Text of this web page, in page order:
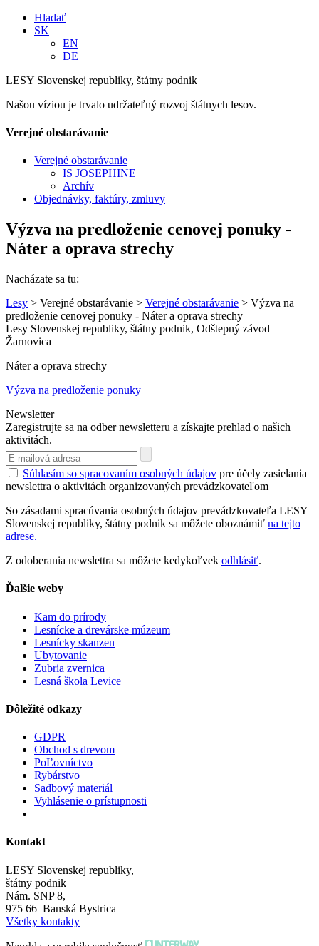
Hladať
SK
EN
DE
LESY Slovenskej republiky, štátny podnik
Našou víziou je trvalo udržateľný rozvoj štátnych lesov.
Verejné obstarávanie
Verejné obstarávanie
IS JOSEPHINE
Archív
Objednávky, faktúry, zmluvy
Výzva na predloženie cenovej ponuky -
Náter a oprava strechy
Nacházate sa tu:
Lesy > Verejné obstarávanie > Verejné obstarávanie > Výzva na
predloženie cenovej ponuky - Náter a oprava strechy
Lesy Slovenskej republiky, štátny podnik, Odštepný závod
Žarnovica
Náter a oprava strechy
Výzva na predloženie ponuky
Newsletter
Zaregistrujte sa na odber newsletteru a získajte prehlad o našich
aktivitách.
Súhlasím so spracovaním osobných údajov pre účely zasielania
newslettra o aktivitách organizovaných prevádzkovateľom
So zásadami spracúvania osobných údajov prevádzkovateľa LESY
Slovenskej republiky, štátny podnik sa môžete oboznámiť na tejto
adrese.
Z odoberania newslettra sa môžete kedykoľvek odhlásiť.
Ďalšie weby
Kam do prírody
Lesnícke a drevárske múzeum
Lesnícky skanzen
Ubytovanie
Zubria zvernica
Lesná škola Levice
Dôležité odkazy
GDPR
Obchod s drevom
PoĽovníctvo
Rybárstvo
Sadbový materiál
Vyhlásenie o prístupnosti
Kontakt
LESY Slovenskej republiky,
štátny podnik
Nám. SNP 8,
975 66 Banská Bystrica
Všetky kontakty